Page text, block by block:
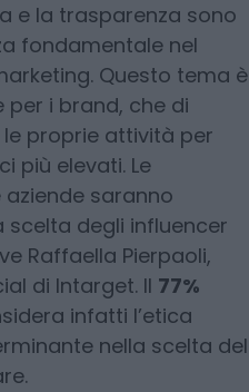
e la trasparenza sono
fondamentale nel
Questo tema è
i brand, che di
proprie attività per
più elevati. Le
saranno
scelta degli influencer
Raffaella Pierpaoli,
di Intarget. Il 77%
infatti l’etica
nella scelta del